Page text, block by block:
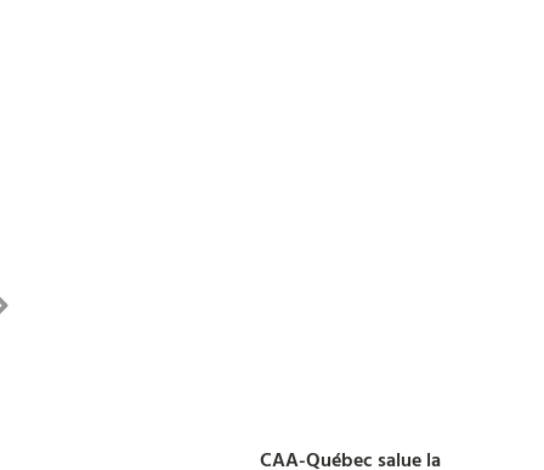
CAA-Québec salue la